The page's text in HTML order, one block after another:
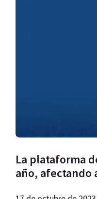
La plataforma
año, afectando